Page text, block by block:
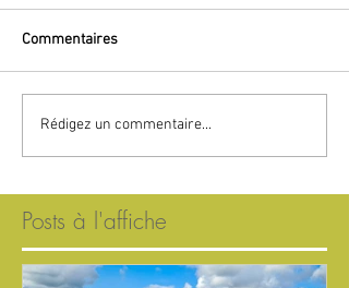
Commentaires
Rédigez un commentaire...
Posts à l'affiche